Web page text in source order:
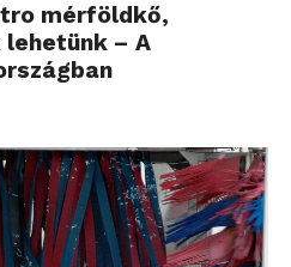
mérföldkő,
– A